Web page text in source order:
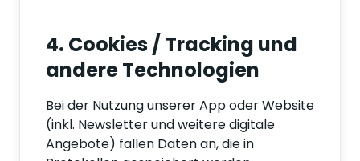
4. Cookies / Tracking und
andere Technologien
Bei der Nutzung unserer App oder Website
(inkl. Newsletter und weitere digitale
Angebote) fallen Daten an, die in